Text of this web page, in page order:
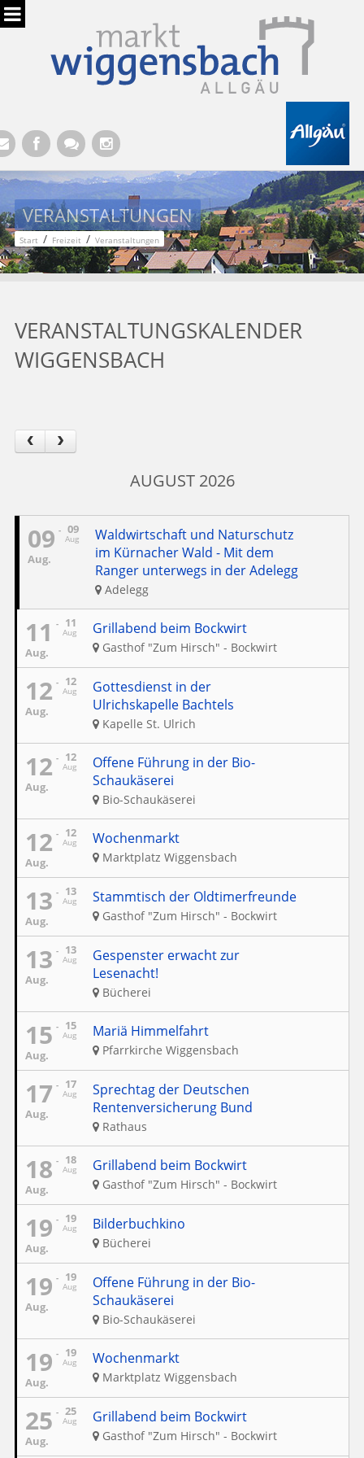
VERANSTALTUNGEN
Start / Freizeit / Veranstaltungen
VERANSTALTUNGSKALENDER
WIGGENSBACH
AUGUST 2026
09
Aug
09
Aug.
Waldwirtschaft und Naturschutz
im Kürnacher Wald - Mit dem
Ranger unterwegs in der Adelegg
Adelegg
11
Aug
11
Aug.
Grillabend beim Bockwirt
Gasthof "Zum Hirsch" - Bockwirt
12
Aug
12
Aug.
Gottesdienst in der
Ulrichskapelle Bachtels
Kapelle St. Ulrich
12
Aug
12
Aug.
Offene Führung in der Bio-
Schaukäserei
Bio-Schaukäserei
12
Aug
12
Aug.
Wochenmarkt
Marktplatz Wiggensbach
13
Aug
13
Aug.
Stammtisch der Oldtimerfreunde
Gasthof "Zum Hirsch" - Bockwirt
13
Aug
13
Aug.
Gespenster erwacht zur
Lesenacht!
Bücherei
15
Aug
15
Aug.
Mariä Himmelfahrt
Pfarrkirche Wiggensbach
17
Aug
17
Aug.
Sprechtag der Deutschen
Rentenversicherung Bund
Rathaus
18
Aug
18
Aug.
Grillabend beim Bockwirt
Gasthof "Zum Hirsch" - Bockwirt
19
Aug
19
Aug.
Bilderbuchkino
Bücherei
19
Aug
19
Aug.
Offene Führung in der Bio-
Schaukäserei
Bio-Schaukäserei
19
Aug
19
Aug.
Wochenmarkt
Marktplatz Wiggensbach
25
Aug
25
Aug.
Grillabend beim Bockwirt
Gasthof "Zum Hirsch" - Bockwirt